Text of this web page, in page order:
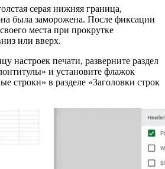
серая нижняя граница,
была заморожена. После фиксации
места при прокрутке
или вверх.
настроек печати, разверните раздел
и установите флажок
строки» в разделе «Заголовки строк